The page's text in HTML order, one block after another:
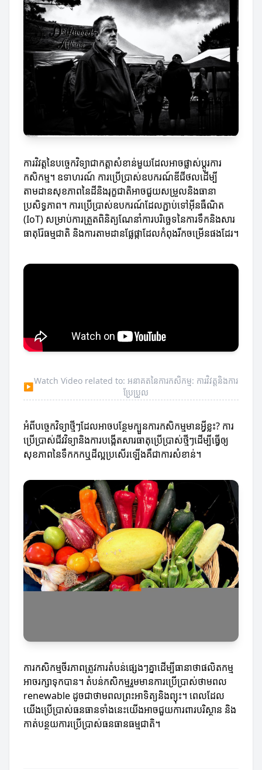
ការវិវត្តនៃបច្ចេកវិទ្យាជាកត្តាសំខាន់មួយដែលអាចផ្លាស់ប្តូរការ
កសិកម្ម។ ឧទាហរណ៍ ការប្រើប្រាស់ឧបករណ៍ឌីជីថលដើម្បី
តាមដានសុខភាពនៃដីនិងរុក្ខជាតិអាចជួយសម្រួលនិងធានា
ប្រសិទ្ធភាព។ ការប្រើប្រាស់ឧបករណ៍ដែលភ្ជាប់ទៅអ៊ីនធឺណិត
(IoT) សម្រាប់ការត្រួតពិនិត្យណែនាំការបរិច្ឆេទនៃការទឹកនិងសារ
ធាតុរ៉ែធម្មជាតិ និងការតាមដានផ្លែផ្កាដែលកំពុងរីកចម្រើនផងដែរ។
▶
Watch Video related to: អនាគតនៃការកសិកម្ម: ការវិវត្តនិងការ
ប្រែប្រួល
អំពីបច្ចេកវិទ្យាថ្មីៗដែលអាចបន្ថែមក្បួនការកសិកម្មមានអ្វីខ្លះ? ការ
ប្រើប្រាស់ជីវវិទ្យានិងការបង្កើតសារធាតុប្រើប្រាស់ថ្មីៗដើម្បីធ្វើឲ្យ
សុខភាពនៃទឹកកកឬដីល្អប្រសើរឡើងគឺជាការសំខាន់។
ការកសិកម្មចីរភាពត្រូវការតំបន់ផ្សេងៗគ្នាដើម្បីធានាថាផលិតកម្ម
អាចរក្សាទុកបាន។ តំបន់កសិកម្មរួមមានការប្រើប្រាស់ថាមពល
renewable ដូចជាថាមពលព្រះអាទិត្យនិងព្យុះ។ ពេលដែល
យើងប្រើប្រាស់ធនធានទាំងនេះយើងអាចជួយការពារបរិស្ថាន និង
កាត់បន្ថយការប្រើប្រាស់ធនធានធម្មជាតិ។